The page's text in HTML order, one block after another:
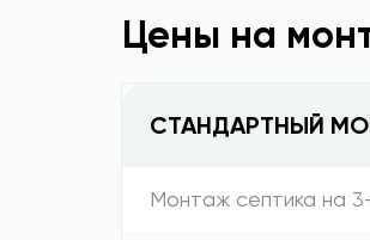
Цены на
СТАНДАРТНЫЙ
Монтаж септика на